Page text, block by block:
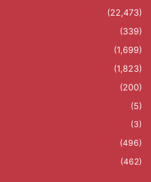
(22,473)
(339)
(1,699)
(1,823)
(200)
(5)
(3)
(496)
(462)